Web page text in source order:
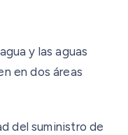
y las aguas
en dos áreas
del suministro de